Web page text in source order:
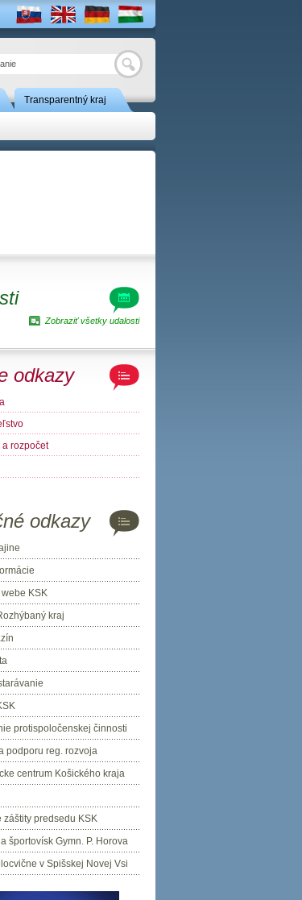
Hľadať
Transparentný kraj
Zobraziť všetky udalosti
odkazy
a rozpočet
odkazy
KSK
kraj
protispoločenskej činnosti
podporu reg. rozvoja
centrum Košického kraja
záštity predsedu KSK
športovísk Gymn. P. Horova
v Spišskej Novej Vsi